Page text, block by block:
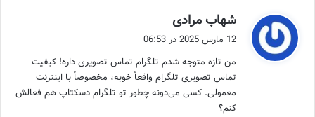
شهاب مرادی
:
12 مارس 2025 در 06:53
من تازه متوجه شدم تلگرام تماس تصویری داره! کیفیت
تماس تصویری تلگرام واقعاً خوبه، مخصوصاً با اینترنت
معمولی. کسی می‌دونه چطور تو تلگرام دسکتاپ هم فعالش
کنم؟